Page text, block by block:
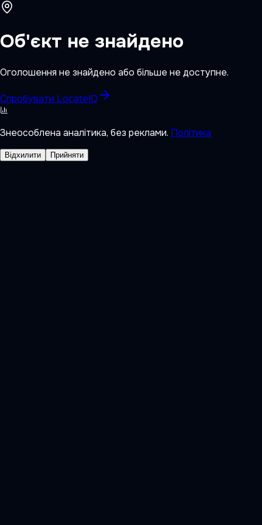
Об'єкт не знайдено
Оголошення не знайдено або більше не доступне.
Спробувати LocateIQ
Знеособлена аналітика, без реклами. Політика
Відхилити Прийняти